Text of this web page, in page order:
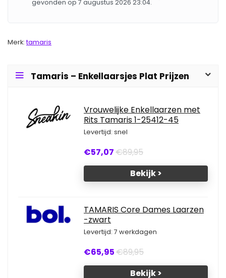
gevonden op 7 augustus 2026 23:04.
Merk:tamaris
Tamaris – Enkellaarsjes Plat Prijzen
Vrouwelijke Enkellaarzen met
Rits Tamaris 1-25412-45
Levertijd: snel
€57,07€89,95
Bekijk >
TAMARIS Core Dames Laarzen
-zwart
Levertijd: 7 werkdagen
€65,95€89,95
Bekijk >